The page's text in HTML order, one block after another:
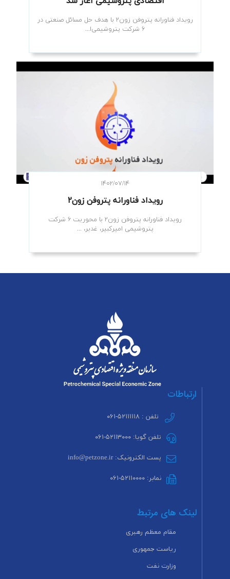
رویداد فناورانه پتروفن زون۲ با هدف حل مسائل صنعتی در
۶ شرکت پتروشیمی‌ا...
۱۴۰۲/۰۷/۱۴
رویداد فناورانه پتروفن زون۲
رویداد فناورانه پتروفن زون۲ با محوریت ۶ شرکت
پتروشیمی امیرکبیر، غدیر، ...
ارتباطات
تلفن : ۵۲۱۱۱۱۱۸-۰۶۱
تلفن گویا: ۵۲۱۱۳۰۰۰-۰۶۱
پست الکترونیک: info@petzone.ir
نمابر: ۵۲۱۱۰۰۰۰-۰۶۱
لینک های مرتبط
مقام معظم رهبری
ریاست جمهوری
وزارت نفت